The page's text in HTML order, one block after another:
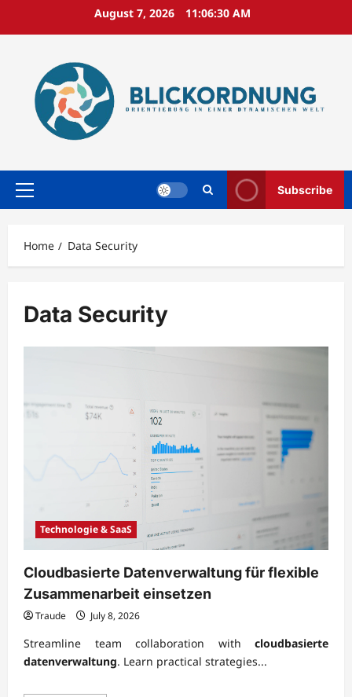
August 7, 2026 11:06:31 AM
Primary
Subscribe
Home Data Security
Data Security
Technologie & SaaS
Cloudbasierte Datenverwaltung für flexible
Zusammenarbeit einsetzen
Traude July 8, 2026
Streamline team collaboration with cloudbasierte
datenverwaltung. Learn practical strategies...